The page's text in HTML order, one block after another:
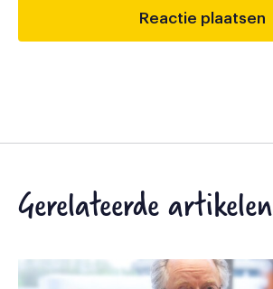
Gerelateerde artikelen